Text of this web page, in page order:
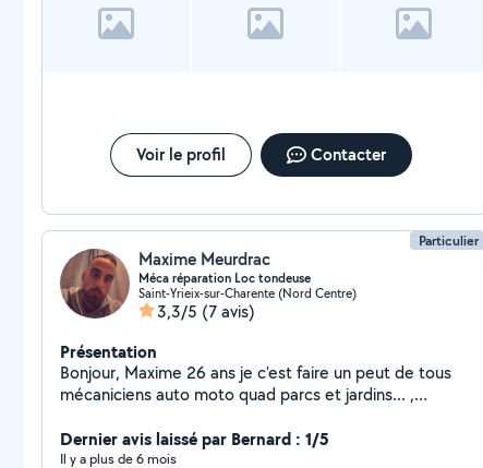
Voir le profil Contacter
Particulier
Maxime Meurdrac
Méca réparation Loc tondeuse
Saint-Yrieix-sur-Charente (Nord Centre)
3,3/5 (7 avis)
Présentation
Bonjour, Maxime 26 ans je c'est faire un peut de tous
mécaniciens auto moto quad parcs et jardins... ,
transport en commun tonte débroussaillage bricolage
en tous genres ne pas hésiter à me contacter Tonte
Dernier avis laissé par Bernard : 1/5
Il y a plus de 6 mois